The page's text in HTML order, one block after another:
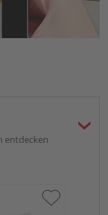
entdecken